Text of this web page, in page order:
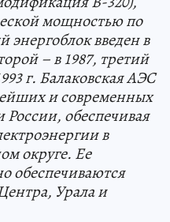
мощностью по
введен в
– в 1987, третий
г. Балаковская АЭС
и современных
обеспечивая
в
округе. Ее
обеспечиваются
Урала и